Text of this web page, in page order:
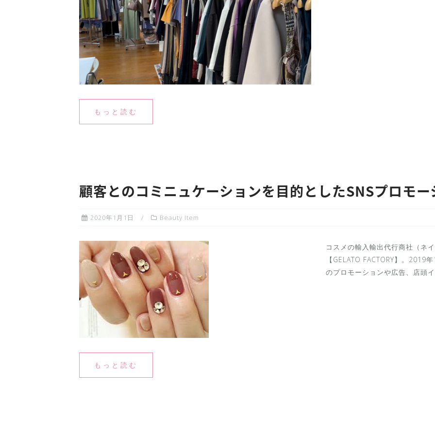
もっと読む
顧客とのコミニュケーションを目的としたSNSプロモー
2020年1月1日 Beauty Item
コスメの輸入輸出代行商社（ネ
【GELATO FACTORY】。2019
のプロモーションや広告、店頭
もっと読む